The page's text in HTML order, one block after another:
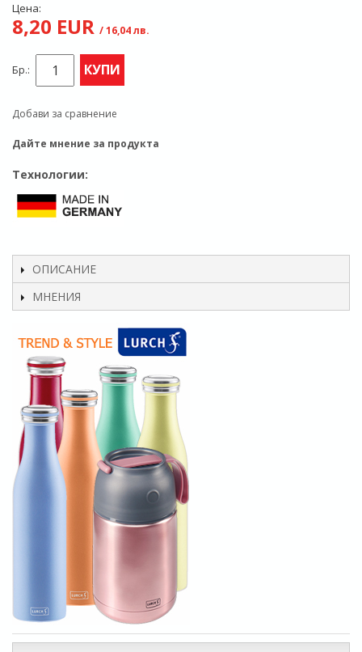
Цена:
8,20 EUR / 16,04 лв.
Бр.: КУПИ
Добави за сравнение
Дайте мнение за продукта
Технологии:
ОПИСАНИЕ
МНЕНИЯ